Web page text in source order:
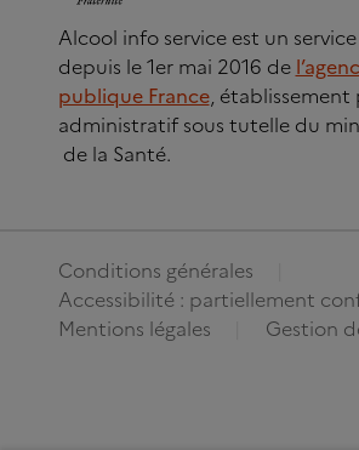
Alcool info service est un
depuis le 1er mai 2016 de
publique France, établissement
administratif sous tutelle du
de la Santé.
Conditions générales
Accessibilité : partiellement
Mentions légales
Gestion